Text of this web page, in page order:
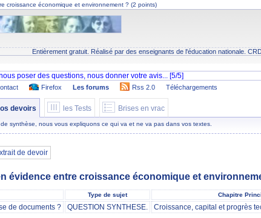
croissance économique et environnement ? (2 points)
Entièrement gratuit. Réalisé par des enseignants de l'éducation nationale.
Firefox Les forums Rss 2.0 Téléchargements
devoirs les Tests Brises en vrac
synthèse, nous vous expliquons ce qui va et ne va pas dans vos textes.
de devoir
évidence entre croissance économique et
Type de sujet Chapitre
de documents ? QUESTION SYNTHESE. Croissance, capital et progrès